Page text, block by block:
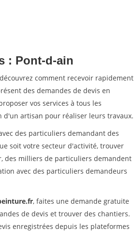
: Pont-d-ain
comment recevoir rapidement
des demandes de devis en
vos services à tous les
artisan pour réaliser leurs travaux.
des particuliers demandant des
soit votre secteur d'activité, trouver
des milliers de particuliers demandent
avec des particuliers demandeurs
, faites une demande gratuite
de devis et trouver des chantiers.
enregistrées depuis les plateformes